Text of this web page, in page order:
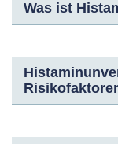
Was ist